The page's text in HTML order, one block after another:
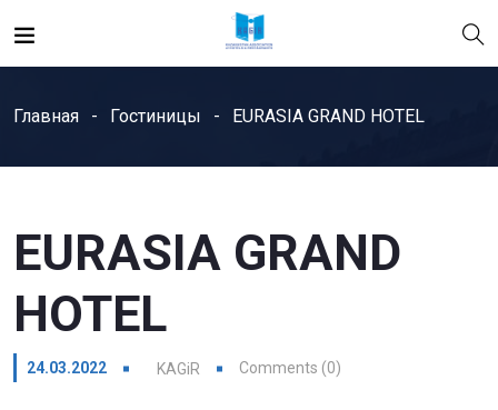
Главная Гостиницы EURASIA GRAND HOTEL
EURASIA GRAND
HOTEL
24.03.2022 KAGiR Comments (0)